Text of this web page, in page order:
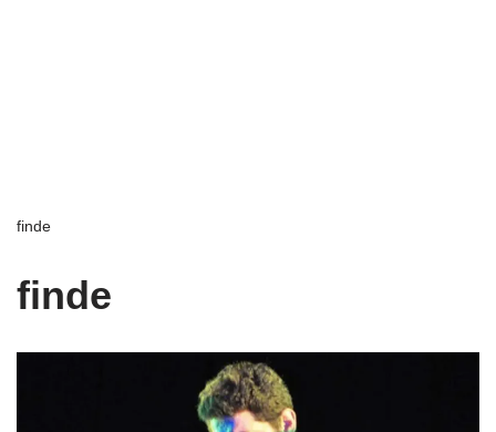
finde
finde